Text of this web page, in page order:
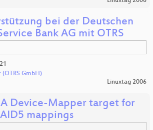
bei der Deutschen
Bank AG mit OTRS
21
GmbH)
Linuxtag 2006
Device-Mapper target for
mappings